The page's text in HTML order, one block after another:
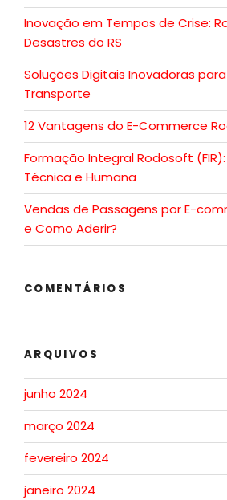
Inovação em Tempos de Crise:
Desastres do RS
Soluções Digitais Inovadoras
Transporte
12 Vantagens do E-Commerce
Formação Integral Rodosoft
Técnica e Humana
Vendas de Passagens por E-
e Como Aderir?
COMENTÁRIOS
ARQUIVOS
junho 2024
março 2024
fevereiro 2024
janeiro 2024